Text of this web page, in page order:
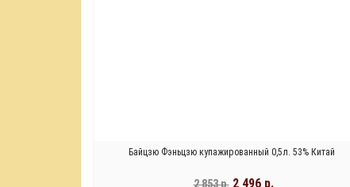
Байцзю Фэньцзю купажированный 0,5л. 53% Китай
2 853 р. 2 496 р.